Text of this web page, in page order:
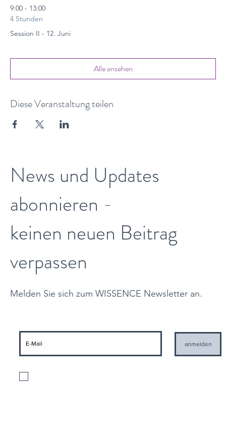
9:00 - 13:00
4 Stunden
Session II - 12. Juni
Alle ansehen
Diese Veranstaltung teilen
News und Updates
abonnieren -
keinen neuen Beitrag
verpassen
Melden Sie sich zum WISSENCE Newsletter an.
anmelden